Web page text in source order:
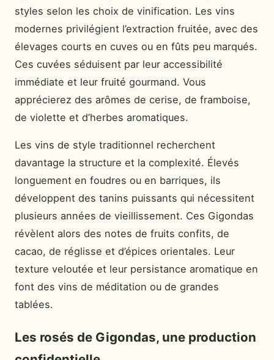
styles selon les choix de vinification. Les vins
modernes privilégient l’extraction fruitée, avec des
élevages courts en cuves ou en fûts peu marqués.
Ces cuvées séduisent par leur accessibilité
immédiate et leur fruité gourmand. Vous
apprécierez des arômes de cerise, de framboise,
de violette et d’herbes aromatiques.
Les vins de style traditionnel recherchent
davantage la structure et la complexité. Élevés
longuement en foudres ou en barriques, ils
développent des tanins puissants qui nécessitent
plusieurs années de vieillissement. Ces Gigondas
révèlent alors des notes de fruits confits, de
cacao, de réglisse et d’épices orientales. Leur
texture veloutée et leur persistance aromatique en
font des vins de méditation ou de grandes
tablées.
Les rosés de Gigondas, une production